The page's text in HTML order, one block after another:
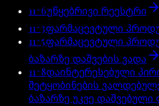
11^6უწყებრივი რეესტრი
11^3ფარმაცევტული
11^5ფარმაცევტული
ბაზარზე დაშვების ვადა
11^8დაინტერესებული
შეტყობინების
ბაზარზე უკვე